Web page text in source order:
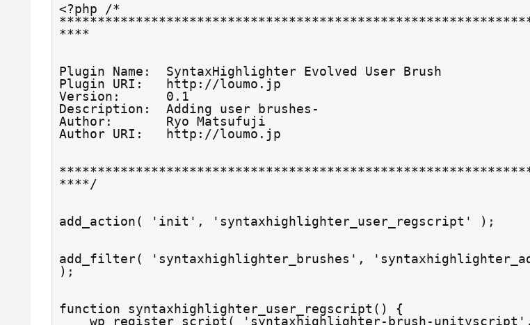
<?php /*
****
Plugin Name:  SyntaxHighlighter Evolved User Brush
Plugin URI:   http://loumo.jp
Version:      0.1
Description:  Adding user brushes-
Author:       Ryo Matsufuji
Author URI:   http://loumo.jp
****/
add_action( 'init', 'syntaxhighlighter_user_regscript' );
add_filter( 'syntaxhighlighter_brushes',
);
function syntaxhighlighter_user_regscript() {